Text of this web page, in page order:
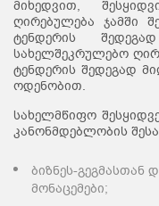
მიხედვით,
ღირებულება ჯამში
ტენდერის
სახელშეკრულებო
ტენდერის შედეგად
ოდენობით.
სახელმწიფო
კანონმდებლობის
ბიზნეს-გეგმასთან
მონაცემები;